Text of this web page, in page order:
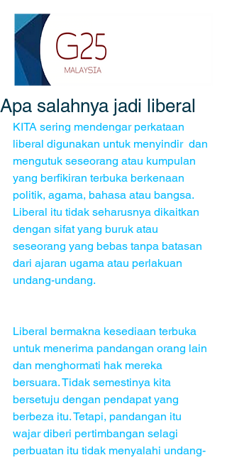
Apa salahnya jadi liberal
KITA sering mendengar perkataan
liberal digunakan untuk menyindir  dan
mengutuk seseorang atau kumpulan
yang berfikiran terbuka berkenaan
politik, agama, bahasa atau bangsa.
Liberal itu tidak seharusnya dikaitkan
dengan sifat yang buruk atau
seseorang yang bebas tanpa batasan
dari ajaran ugama atau perlakuan
undang-undang.
Liberal bermakna kesediaan terbuka
untuk menerima pandangan orang lain
dan menghormati hak mereka
bersuara. Tidak semestinya kita
bersetuju dengan pendapat yang
berbeza itu. Tetapi, pandangan itu
wajar diberi pertimbangan selagi
perbuatan itu tidak menyalahi undang-